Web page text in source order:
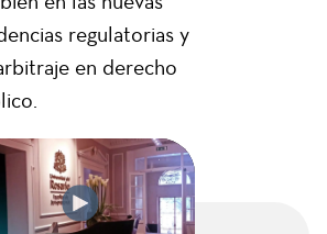
regulatorias y
en derecho